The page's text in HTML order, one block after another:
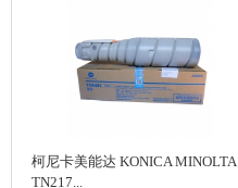
柯尼卡美能达 KONICA MINOLTA
TN217...